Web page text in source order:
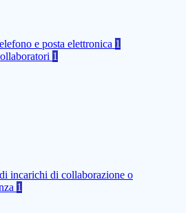
e posta elettronica 1
1
incarichi di collaborazione o
1